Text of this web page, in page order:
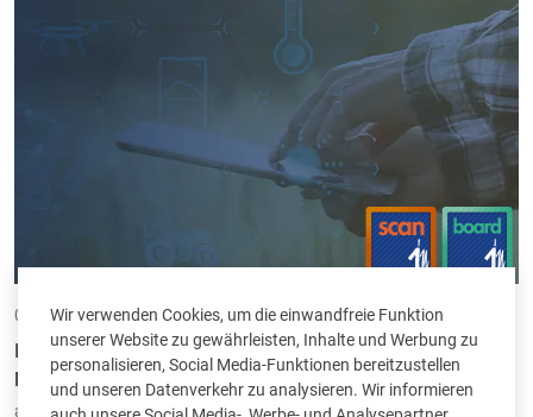
Wir verwenden Cookies, um die einwandfreie Funktion
unserer Website zu gewährleisten, Inhalte und Werbung zu
personalisieren, Social Media-Funktionen bereitzustellen
und unseren Datenverkehr zu analysieren. Wir informieren
04.10.2023 •von Oswald Henkes
Intec zu Gast bei "Boost your business in Greater Region –
Digital in sustainable construction 2023"
abgelegt unter:FAQ|Scan-in|Board-in